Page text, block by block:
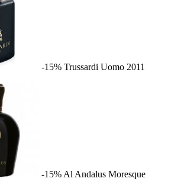
-15% Trussardi Uomo 2011
-15% Al Andalus Moresque